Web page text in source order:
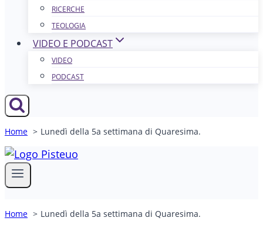
RICERCHE
TEOLOGIA
VIDEO E PODCAST
VIDEO
PODCAST
Home Lunedì della 5a settimana di Quaresima.
Home Lunedì della 5a settimana di Quaresima.